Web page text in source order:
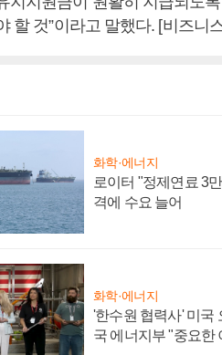
할 것”이라고 말했다. [비즈니
화학·에너지
로이터 "정제연료 3
격에 수요 늘어
화학·에너지
'한수원 협력사' 미국
국 에너지부 "중요한